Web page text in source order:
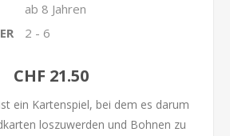
ab 8 Jahren
2 - 6
CHF 21.50
ein Kartenspiel, bei dem es darum
loszuwerden und Bohnen zu